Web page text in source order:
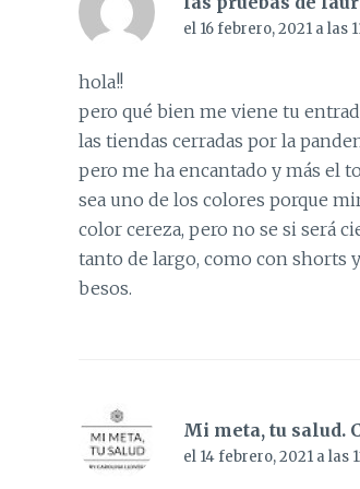
el 16 febrero, 2021 a las
hola!!
pero qué bien me viene tu
las tiendas cerradas por la
pero me ha encantado y más el
sea uno de los colores porque
color cereza, pero no se si será
tanto de largo, como con shorts
besos.
Mi meta, tu salud.
el 14 febrero, 2021 a las